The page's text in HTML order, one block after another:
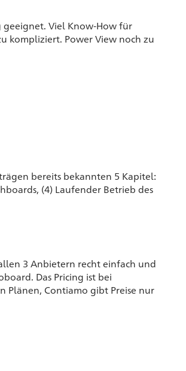
geeignet. Viel Know-How für
kompliziert. Power View noch zu
bereits bekannten 5 Kapitel:
(4) Laufender Betrieb des
3 Anbietern recht einfach und
Das Pricing ist bei
Plänen, Contiamo gibt Preise nur